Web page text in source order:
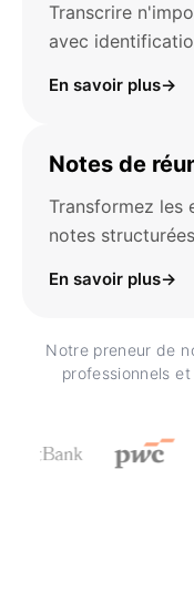
Transcrire
avec
En savoir plus→
Notes de
Transformez les
notes
En savoir plus→
Notre preneur de
professionnels